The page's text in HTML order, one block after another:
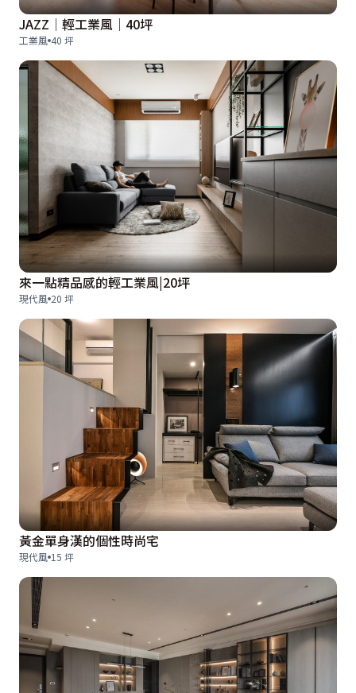
JAZZ│輕工業風│40坪
工業風 40 坪
來一點精品感的輕工業風|20坪
現代風 20 坪
黃金單身漢的個性時尚宅
現代風 15 坪